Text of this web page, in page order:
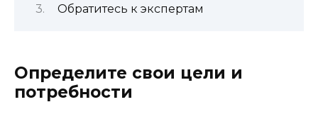
Обратитесь к экспертам
Определите свои цели и
потребности